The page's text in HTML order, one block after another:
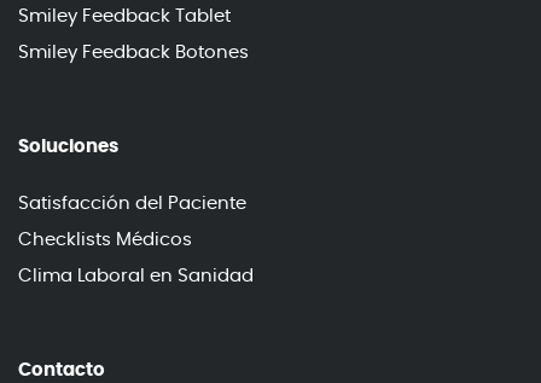
Smiley Feedback Tablet
Smiley Feedback Botones
Soluciones
Satisfacción del Paciente
Checklists Médicos
Clima Laboral en Sanidad
Contacto